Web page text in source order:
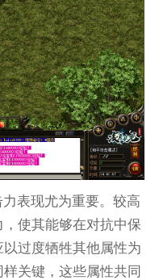
表现尤为重要。较高
使其能够在对抗中保
过度牺牲其他属性为
关键，这些属性共同